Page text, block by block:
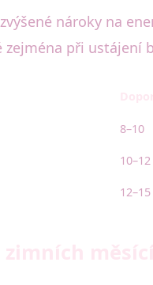
nároky na
při ustájení
8–10
10–12
12–15